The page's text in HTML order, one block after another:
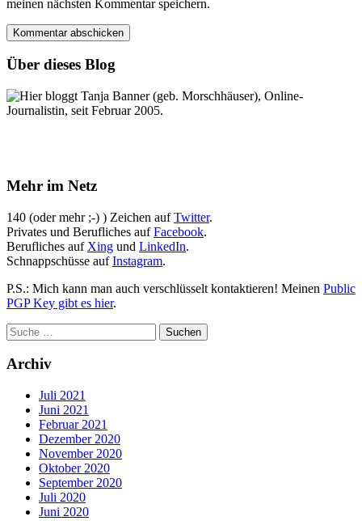
meinen nächsten Kommentar speichern.
Über dieses Blog
Hier bloggt Tanja Banner (geb. Morschhäuser), Online-
Journalistin, seit Februar 2005.
Mehr im Netz
140 (oder mehr ;-) ) Zeichen aufTwitter.
Privates und Berufliches aufFacebook.
Berufliches auf Xing und LinkedIn.
Schnappschüsse aufInstagram.
P.S.: Mich kann man auch verschlüsselt kontaktieren! Meinen Public
PGP Key gibt es hier.
Archiv
Juli 2021
Juni 2021
Februar 2021
Dezember 2020
November 2020
Oktober 2020
September 2020
Juli 2020
Juni 2020